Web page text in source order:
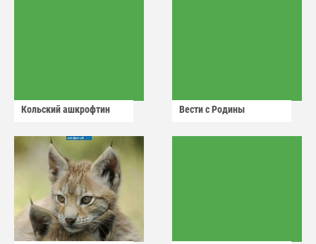
Кольский ашкрофтин Вести с Родины